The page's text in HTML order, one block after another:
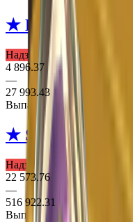
★ Hydra Gloves
Надзвичайне Рукавички
4 896.37
—
27 993.43
Выпадает из 2 кейсів
★ Sport Gloves
Надзвичайне Рукавички
22 573.76
—
516 922.31
Выпадает из 2 кейсів